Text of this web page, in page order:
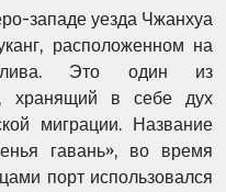
западе уезда Чжанхуа
расположенном на
Это один из
хранящий в себе дух
миграции. Название
гавань», во время
порт использовался